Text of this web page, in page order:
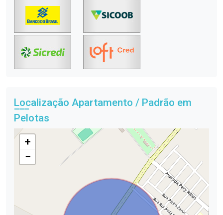
Localização Apartamento / Padrão em
Pelotas
+
−